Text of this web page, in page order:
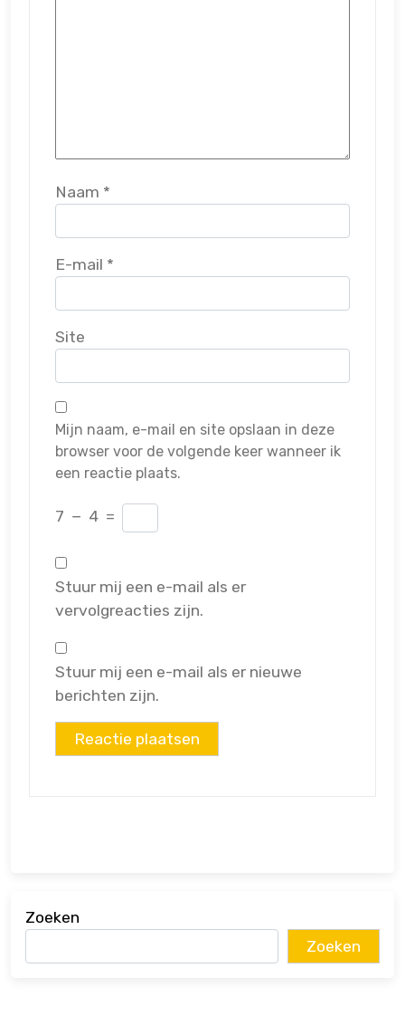
Naam *
E-mail *
Site
Mijn naam, e-mail en site opslaan in deze
browser voor de volgende keer wanneer ik
een reactie plaats.
7 − 4 =
Stuur mij een e-mail als er
vervolgreacties zijn.
Stuur mij een e-mail als er nieuwe
berichten zijn.
Zoeken
Zoeken